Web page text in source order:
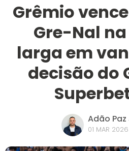
Grêmio
Gre-Nal
larga em
decisão do
Adão
01 MAR 2026